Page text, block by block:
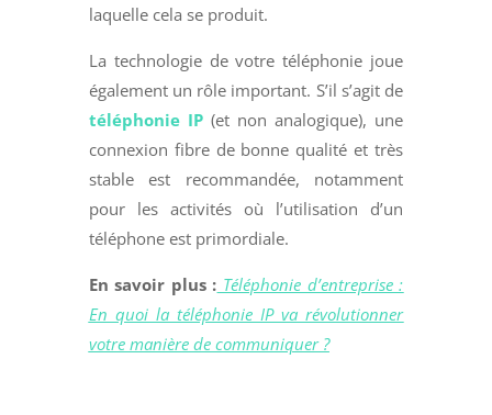
laquelle cela se produit.
La technologie de votre téléphonie joue
également un rôle important. S’il s’agit de
téléphonie IP(et non analogique), une
connexion fibre de bonne qualité et très
stable est recommandée, notamment
pour les activités où l’utilisation d’un
téléphone est primordiale.
En savoir plus : Téléphonie d’entreprise :
En quoi la téléphonie IP va révolutionner
votre manière de communiquer ?